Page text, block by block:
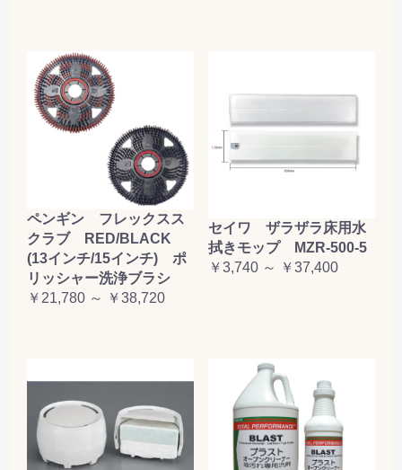
ペンギン フレックスス
クラブ RED/BLACK
(13インチ/15インチ) ポ
リッシャー洗浄ブラシ
￥21,780 ～ ￥38,720
セイワ ザラザラ床用水
拭きモップ MZR-500-5
￥3,740 ～ ￥37,400